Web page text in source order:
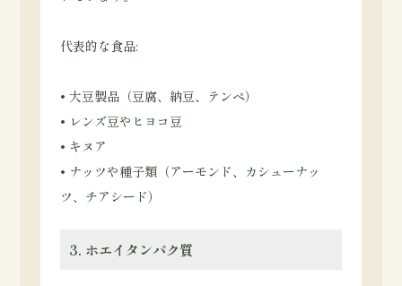
代表的な食品:
• 大豆製品（豆腐、納豆、テンペ）
• レンズ豆やヒヨコ豆
• キヌア
• ナッツや種子類（アーモンド、カシューナッ
ツ、チアシード）
3. ホエイタンパク質